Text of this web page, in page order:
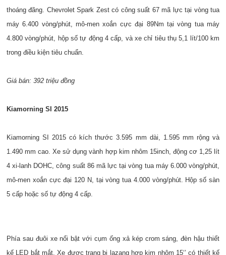
thoáng đãng. Chevrolet Spark Zest có công suất 67 mã lực tại vòng tua
máy 6.400 vòng/phút, mô-men xoắn cực đại 89Nm tại vòng tua máy
4.800 vòng/phút, hộp số tự động 4 cấp, và xe chỉ tiêu thụ 5,1 lít/100 km
trong điều kiện tiêu chuẩn.
Giá bán: 392 triệu đồng
Kiamorning SI 2015
Kiamorning SI 2015 có kích thước 3.595 mm dài, 1.595 mm rộng và
1.490 mm cao. Xe sử dụng vành hợp kim nhôm 15inch, động cơ 1,25 lít
4 xi-lanh DOHC, công suất 86 mã lực tại vòng tua máy 6.000 vòng/phút,
mô-men xoắn cực đại 120 N, tại vòng tua 4.000 vòng/phút. Hộp số sàn
5 cấp hoặc số tự động 4 cấp.
Phía sau đuôi xe nổi bật với cụm ống xả kép crom sáng, đèn hậu thiết
kế LED bắt mắt. Xe được trang bị lazang hợp kim nhôm 15‘’ có thiết kế